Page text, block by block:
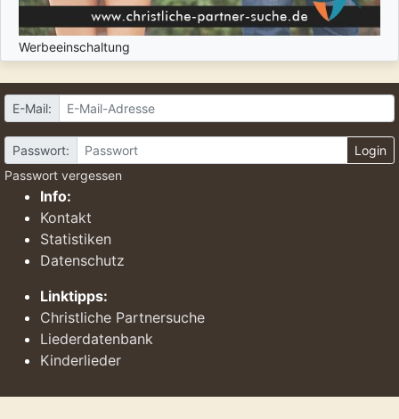
Werbeeinschaltung
E-Mail:
Passwort:
Login
Passwort vergessen
Info:
Kontakt
Statistiken
Datenschutz
Linktipps:
Christliche Partnersuche
Liederdatenbank
Kinderlieder